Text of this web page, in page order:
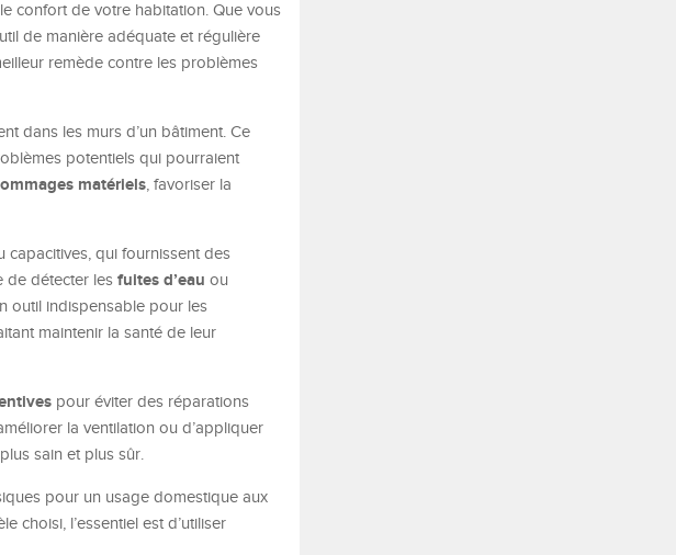
confort de votre habitation. Que vous
de manière adéquate et régulière
remède contre les problèmes
dans les murs d’un bâtiment. Ce
potentiels qui pourraient
matériels, favoriser la
capacitives, qui fournissent des
de détecter les fuites d’eau ou
outil indispensable pour les
maintenir la santé de leur
pour éviter des réparations
la ventilation ou d’appliquer
sain et plus sûr.
pour un usage domestique aux
choisi, l’essentiel est d’utiliser